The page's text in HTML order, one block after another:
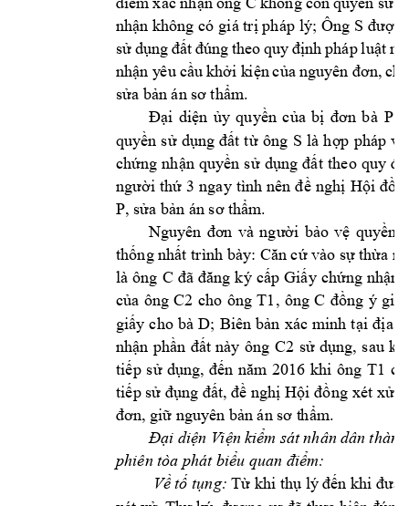
nhận không có giá trị pháp lý; Ông S được
sử dụng đất đúng theo quy định pháp luật
nhận yêu cầu khởi kiện của nguyên đơn,
sửa bản án sơ thẩm.
Đại diện ủy quyền của bị đơn bà P
quyền sử dụng đất từ ông S là hợp pháp
chứng nhận quyền sử dụng đất theo quy
người thứ 3 ngay tình nên đề nghị Hội
P, sửa bản án sơ thẩm.
Nguyên đơn và người bảo vệ quyền
thống nhất trình bày: Căn cứ vào sự thừa n
là ông C đã đăng ký cấp Giấy chứng nhận
của ông C2 cho ông T1, ông C đồng ý
giấy cho bà D; Biên bản xác minh tại địa
nhận phần đất này ông C2 sử dụng, sau
tiếp sử dụng, đến năm 2016 khi ông T1
tiếp sử đụng đất, đề nghị Hội đồng xét xử
đơn, giữ nguyên bản án sơ thẩm.
Đại diện Viện kiểm sát nhân dân
phiên tòa phát biểu quan điểm:
Về tố tụng: Từ khi thụ lý đến khi đưa